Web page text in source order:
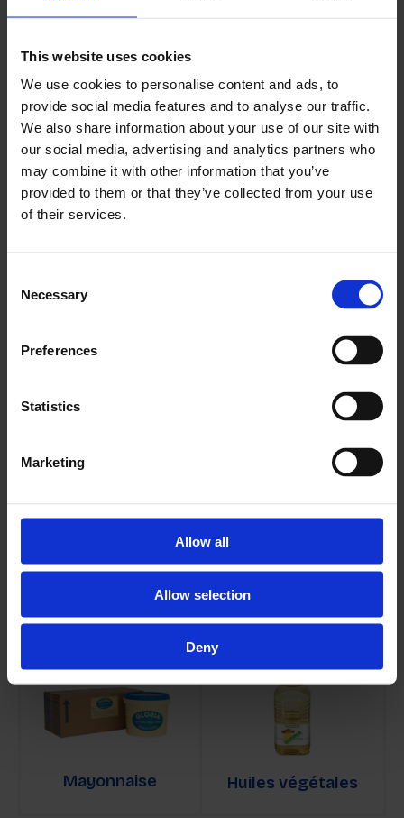
This website uses cookies
We use cookies to personalise content and ads, to
provide social media features and to analyse our traffic.
We also share information about your use of our site with
our social media, advertising and analytics partners who
may combine it with other information that you’ve
provided to them or that they’ve collected from your use
of their services.
Selection
Necessary
Preferences
Statistics
Marketing
Allow all
Allow selection
Deny
Huiles végétales. Margarine. La
mayonnaise. Et bien d'autres
Mayonnaise Huiles végétales